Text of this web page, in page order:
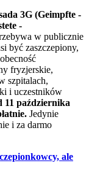
3G (Geimpfte -
-
w publicznie
być zaszczepiony,
fryzjerskie,
szpitalach,
i uczestników
11 października
Jedynie
i za darmo
ale